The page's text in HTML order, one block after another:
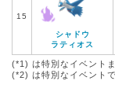
15
シャドウ
ラティオス
(*1) は特別なイベント
(*2) は特別なイベント